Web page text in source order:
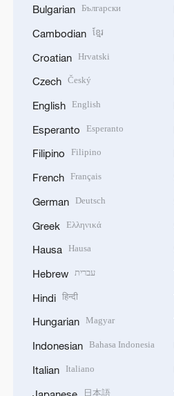
Bulgarian Български
Cambodian ខ្មែរ
Croatian Hrvatski
Czech Český
English English
Esperanto Esperanto
Filipino Filipino
French Français
German Deutsch
Greek Ελληνικά
Hausa Hausa
Hebrew עברית
Hindi हिन्दी
Hungarian Magyar
Indonesian Bahasa Indonesia
Italian Italiano
日本語